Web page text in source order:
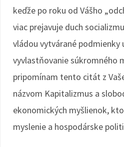
keďže po roku od Vášho
viac prejavuje duch
vládou vytvárané podmienky
vyvlastňovanie súkromného
pripomínam tento citát z
názvom Kapitalizmus a
ekonomických myšlienok,
myslenie a hospodárske